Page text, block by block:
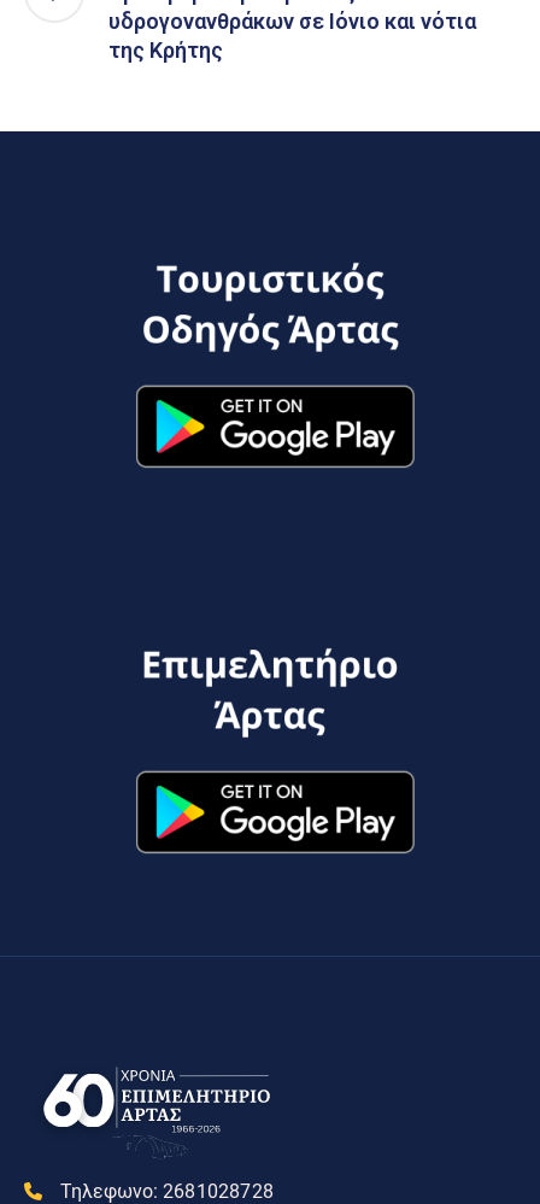
υδρογονανθράκων σε Ιόνιο και νότια
της Κρήτης
Τηλεφωνο: 2681028728